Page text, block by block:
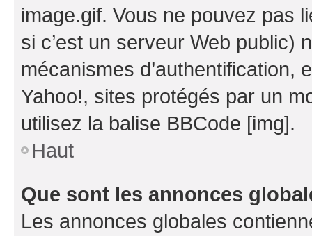
image.gif. Vous ne pouvez pas
si c’est un serveur Web public)
mécanismes d’authentification,
Yahoo!, sites protégés par un
utilisez la balise BBCode [img].
Haut
Que sont les annonces
Les annonces globales